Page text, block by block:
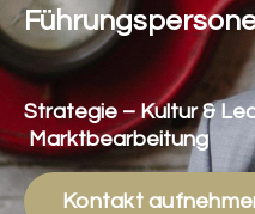
Strategie – Kultur &
Marktbearbeitung
Kontakt